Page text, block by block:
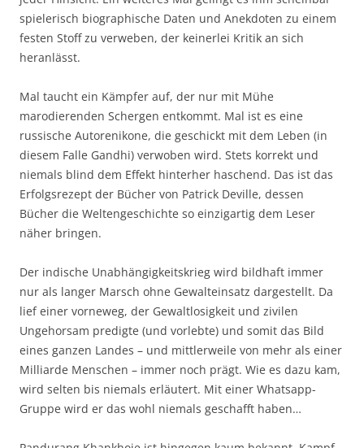
spielerisch biographische Daten und Anekdoten zu einem
festen Stoff zu verweben, der keinerlei Kritik an sich
heranlässt.
Mal taucht ein Kämpfer auf, der nur mit Mühe
marodierenden Schergen entkommt. Mal ist es eine
russische Autorenikone, die geschickt mit dem Leben (in
diesem Falle Gandhi) verwoben wird. Stets korrekt und
niemals blind dem Effekt hinterher haschend. Das ist das
Erfolgsrezept der Bücher von Patrick Deville, dessen
Bücher die Weltengeschichte so einzigartig dem Leser
näher bringen.
Der indische Unabhängigkeitskrieg wird bildhaft immer
nur als langer Marsch ohne Gewalteinsatz dargestellt. Da
lief einer vorneweg, der Gewaltlosigkeit und zivilen
Ungehorsam predigte (und vorlebte) und somit das Bild
eines ganzen Landes – und mittlerweile von mehr als einer
Milliarde Menschen – immer noch prägt. Wie es dazu kam,
wird selten bis niemals erläutert. Mit einer Whatsapp-
Gruppe wird er das wohl niemals geschafft haben…